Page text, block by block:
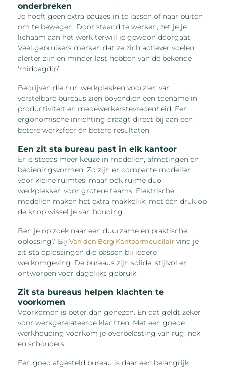
onderbreken
Je hoeft geen extra pauzes in te lassen of naar buiten
om te bewegen. Door staand te werken, zet je je
lichaam aan het werk terwijl je gewoon doorgaat.
Veel gebruikers merken dat ze zich actiever voelen,
alerter zijn en minder last hebben van de bekende
‘middagdip’.
Bedrijven die hun werkplekken voorzien van
verstelbare bureaus zien bovendien een toename in
productiviteit en medewerkerstevredenheid. Een
ergonomische inrichting draagt direct bij aan een
betere werksfeer én betere resultaten.
Een zit sta bureau past in elk kantoor
Er is steeds meer keuze in modellen, afmetingen en
bedieningsvormen. Zo zijn er compacte modellen
voor kleine ruimtes, maar ook ruime duo
werkplekken voor grotere teams. Elektrische
modellen maken het extra makkelijk: met één druk op
de knop wissel je van houding.
Ben je op zoek naar een duurzame en praktische
oplossing? BijVan den Berg Kantoormeubilair vind je
zit-sta oplossingen die passen bij iedere
werkomgeving. De bureaus zijn solide, stijlvol en
ontworpen voor dagelijks gebruik.
Zit sta bureaus helpen klachten te
voorkomen
Voorkomen is beter dan genezen. En dat geldt zeker
voor werkgerelateerde klachten. Met een goede
werkhouding voorkom je overbelasting van rug, nek
en schouders.
Een goed afgesteld bureau is daar een belangrijk